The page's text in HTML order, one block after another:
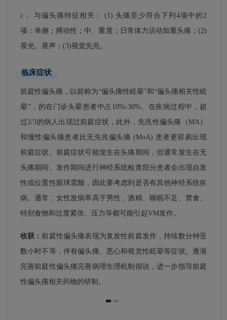
c， 与偏头痛特征相关： (1) 头痛至少符合下列4项中的2
项：单侧；搏动性；中、重度；日常体力活动加重头痛；(2)
畏光、畏声；(3)视觉先兆。
临床症状
前庭性偏头痛，以前称为“偏头痛性眩晕”和“偏头痛相关性眩
晕”，的在门诊头晕患者中占10%-30%。在疾病过程中，超
过2/3的病人出现过前庭症状，此外，先兆性偏头痛（MA）
和慢性偏头痛患者比无先兆偏头痛 (MoA) 患者更容易出现
前庭症状。前庭症状可能发生在头痛期间，但通常发生在无
头痛期间。发作期间进行神经系统检查部分患者会出现自发
性或位置性眼球震颤，因此要考虑到是否有其他神经系统疾
病。通常，女性发病率高于男性，酒精、睡眠不足、禁食、
特别食物和过度紧张、压力等都可能引起VM发作。
收获：前庭性偏头痛表现为复发性前庭发作，持续数分钟至
数小时不等，伴有偏头痛、恶心和视觉性眩晕等症状。逐渐
完善前庭性偏头痛完善病理生理机制假说，进一步指导前庭
性偏头痛相关药物的研制。